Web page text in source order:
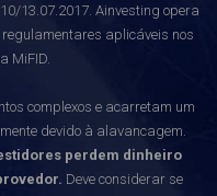
13.07.2017. Ainvesting opera
aplicáveis nos
MiFID.
complexos e acarretam um
devido à alavancagem.
perdem dinheiro
Deve considerar se